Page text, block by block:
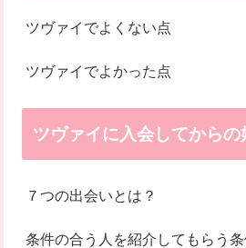
ツヴァイでよくない点
ツヴァイでよかった点
ツヴァイに入会してからの
７つの出会いとは？
条件の合う人を紹介してもらう